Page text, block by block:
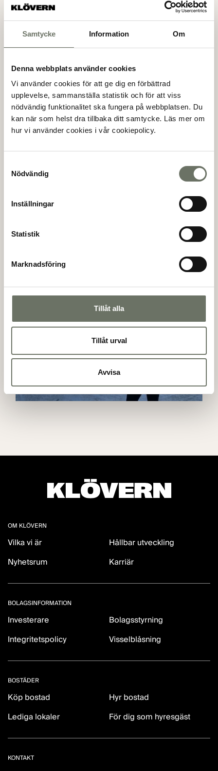
Samtycke Information Om
Denna webbplats använder cookies
Vi använder cookies för att ge dig en förbättrad
upplevelse, sammanställa statistik och för att viss
nödvändig funktionalitet ska fungera på webbplatsen. Du
kan när som helst dra tillbaka ditt samtycke. Läs mer om
hur vi använder cookies i vår cookiepolicy.
Nödvändig
Inställningar
Statistik
Marknadsföring
Tillåt alla
Tillåt urval
Avvisa
högre del. Eddahuset består av ett- och
tvårumslägenheter och samtliga lägenheter förses
med balkonger och nås med loftgång.
Projektet ligger på Eddagatan precis öster om
Fyrisån med gångavstånd till Uppsala centrum,
Akademiska Sjukhuset och Uppsala universitet
samt med goda pendlingsmöjligheter till
Stockholm och Arlanda via E4an eller tåg.​
OM KLÖVERN
Vilka vi är
Hållbar utveckling
Nyhetsrum
Karriär
BOLAGSINFORMATION
Investerare
Bolagsstyrning
Integritetspolicy
Visselblåsning
BOSTÄDER
Köp bostad
Hyr bostad
Lediga lokaler
För dig som hyresgäst
KONTAKT